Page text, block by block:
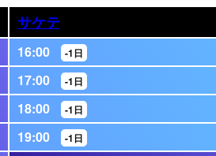
サケテ
16:00 -1日
17:00 -1日
18:00 -1日
19:00 -1日